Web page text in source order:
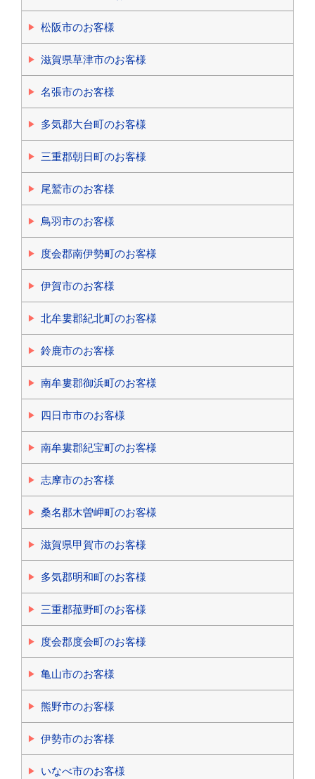
松阪市のお客様
滋賀県草津市のお客様
名張市のお客様
多気郡大台町のお客様
三重郡朝日町のお客様
尾鷲市のお客様
鳥羽市のお客様
度会郡南伊勢町のお客様
伊賀市のお客様
北牟婁郡紀北町のお客様
鈴鹿市のお客様
南牟婁郡御浜町のお客様
四日市市のお客様
南牟婁郡紀宝町のお客様
志摩市のお客様
桑名郡木曽岬町のお客様
滋賀県甲賀市のお客様
多気郡明和町のお客様
三重郡菰野町のお客様
度会郡度会町のお客様
亀山市のお客様
熊野市のお客様
伊勢市のお客様
いなべ市のお客様